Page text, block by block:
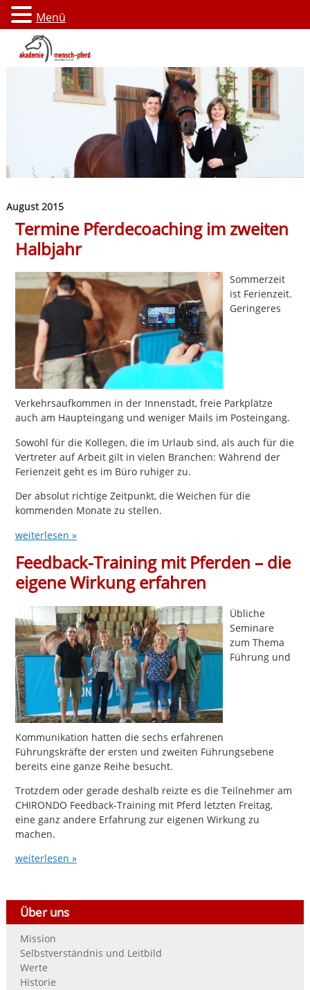
August 2015
Termine Pferdecoaching im zweiten
Halbjahr
Sommerzeit
ist Ferienzeit.
Geringeres
Verkehrsaufkommen in der Innenstadt, freie Parkplätze
auch am Haupteingang und weniger Mails im Posteingang.
Sowohl für die Kollegen, die im Urlaub sind, als auch für die
Vertreter auf Arbeit gilt in vielen Branchen: Während der
Ferienzeit geht es im Büro ruhiger zu.
Der absolut richtige Zeitpunkt, die Weichen für die
kommenden Monate zu stellen.
weiterlesen »
Feedback-Training mit Pferden – die
eigene Wirkung erfahren
Übliche
Seminare
zum Thema
Führung und
Kommunikation hatten die sechs erfahrenen
Führungskräfte der ersten und zweiten Führungsebene
bereits eine ganze Reihe besucht.
Trotzdem oder gerade deshalb reizte es die Teilnehmer am
CHIRONDO Feedback-Training mit Pferd letzten Freitag,
eine ganz andere Erfahrung zur eigenen Wirkung zu
machen.
weiterlesen »
Über uns
Mission
Selbstverständnis und Leitbild
Werte
Historie
Menü